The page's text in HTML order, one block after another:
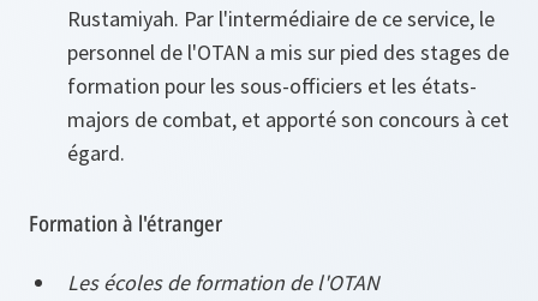
Rustamiyah. Par l'intermédiaire de ce service, le
personnel de l'OTAN a mis sur pied des stages de
formation pour les sous-officiers et les états-
majors de combat, et apporté son concours à cet
égard.
Formation à l'étranger
Les écoles de formation de l'OTAN